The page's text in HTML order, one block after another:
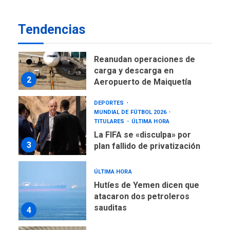
Tendencias
2
Reanudan operaciones de
carga y descarga en
Aeropuerto de Maiquetía
3
DEPORTES
MUNDIAL DE FÚTBOL 2026
TITULARES
ÚLTIMA HORA
La FIFA se «disculpa» por
plan fallido de privatización
4
ÚLTIMA HORA
Hutíes de Yemen dicen que
atacaron dos petroleros
sauditas